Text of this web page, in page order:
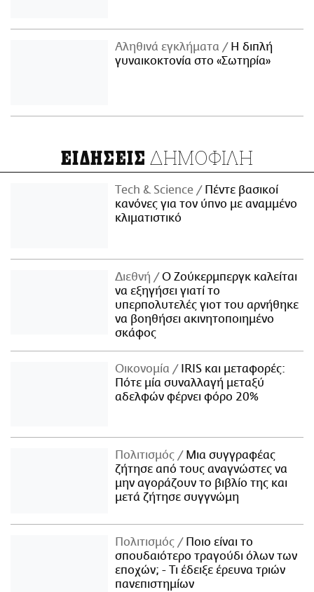
Αληθινά εγκλήματα
Η διπλή
γυναικοκτονία στο «Σωτηρία»
ΕΙΔΗΣΕΙΣ ΔΗΜΟΦΙΛΗ
Τech & Science
Πέντε βασικοί
κανόνες για τον ύπνο με αναμμένο
κλιματιστικό
Διεθνή
Ο Ζούκερμπεργκ καλείται
να εξηγήσει γιατί το
υπερπολυτελές γιοτ του αρνήθηκε
να βοηθήσει ακινητοποιημένο
σκάφος
Οικονομία
IRIS και μεταφορές:
Πότε μία συναλλαγή μεταξύ
αδελφών φέρνει φόρο 20%
Πολιτισμός
Μια συγγραφέας
ζήτησε από τους αναγνώστες να
μην αγοράζουν το βιβλίο της και
μετά ζήτησε συγγνώμη
Πολιτισμός
Ποιο είναι το
σπουδαιότερο τραγούδι όλων των
εποχών; - Τι έδειξε έρευνα τριών
πανεπιστημίων